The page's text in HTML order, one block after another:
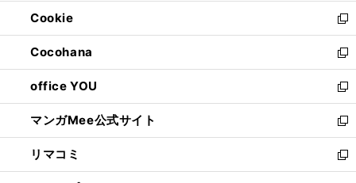
く
で
開
く
ド
ウ
で
開
く
ウ
ィ
ン
ド
ウ
で
開
く
Cookie
新
し
い
ウ
ィ
ン
ド
ウ
で
開
Cocohana
新
し
い
ウ
ィ
ン
ド
ウ
office YOU
新
し
い
ウ
ィ
ン
マンガMee公式サイト
新
し
い
ウ
リマコミ
新
し